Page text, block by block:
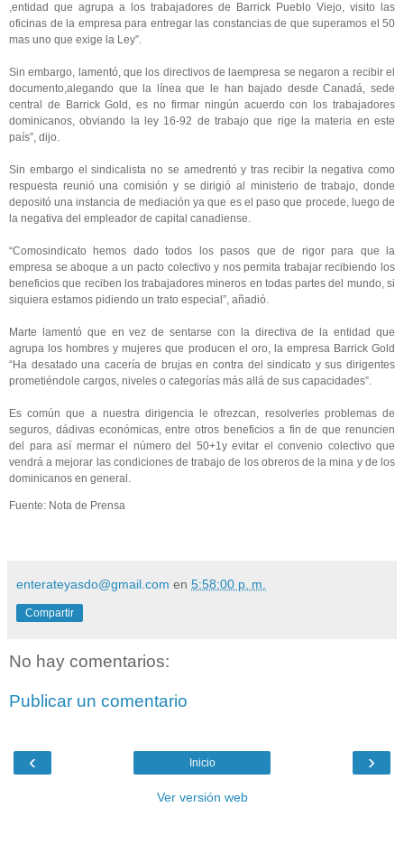
,entidad que agrupa a los trabajadores de Barrick Pueblo Viejo, visito las
oficinas de la empresa para entregar las constancias de que superamos el 50
mas uno que exige la Ley”.
Sin embargo, lamentó, que los directivos de laempresa se negaron a recibir el
documento,alegando que la línea que le han bajado desde Canadá, sede
central de Barrick Gold, es no firmar ningún acuerdo con los trabajadores
dominicanos, obviando la ley 16-92 de trabajo que rige la materia en este
país”, dijo.
Sin embargo el sindicalista no se amedrentó y tras recibir la negativa como
respuesta reunió una comisión y se dirigió al ministerio de trabajo, donde
depositó una instancia de mediación ya que es el paso que procede, luego de
la negativa del empleador de capital canadiense.
“Comosindicato hemos dado todos los pasos que de rigor para que la
empresa se aboque a un pacto colectivo y nos permita trabajar recibiendo los
beneficios que reciben los trabajadores mineros en todas partes del mundo, si
siquiera estamos pidiendo un trato especial”, añadió.
Marte lamentó que en vez de sentarse con la directiva de la entidad que
agrupa los hombres y mujeres que producen el oro, la empresa Barrick Gold
“Ha desatado una cacería de brujas en contra del sindicato y sus dirigentes
prometiéndole cargos, niveles o categorías más allá de sus capacidades”.
Es común que a nuestra dirigencia le ofrezcan, resolverles problemas de
seguros, dádivas económicas, entre otros beneficios a fin de que renuncien
del para así mermar el número del 50+1y evitar el convenio colectivo que
vendrá a mejorar las condiciones de trabajo de los obreros de la mina y de los
dominicanos en general.
Fuente: Nota de Prensa
enterateyasdo@gmail.com en 5:58:00 p. m.
Compartir
No hay comentarios:
Publicar un comentario
‹ ›
Inicio
Ver versión web